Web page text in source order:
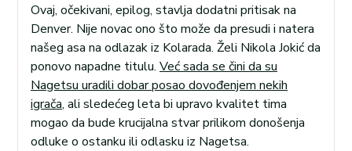
Ovaj, očekivani, epilog, stavlja dodatni pritisak na
Denver. Nije novac ono što može da presudi i natera
našeg asa na odlazak iz Kolarada. Želi Nikola Jokić da
ponovo napadne titulu. Već sada se čini da su
Nagetsu uradili dobar posao dovođenjem nekih
igrača, ali sledećeg leta bi upravo kvalitet tima
mogao da bude krucijalna stvar prilikom donošenja
odluke o ostanku ili odlasku iz Nagetsa.